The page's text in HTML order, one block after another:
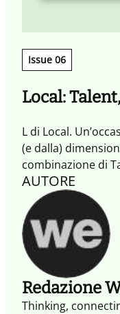
Issue 06
Local:
L di Local.
(e dalla)
combinazione di
inserto dedicato
Tempo con
AUTORE
Redazione
Thinking,